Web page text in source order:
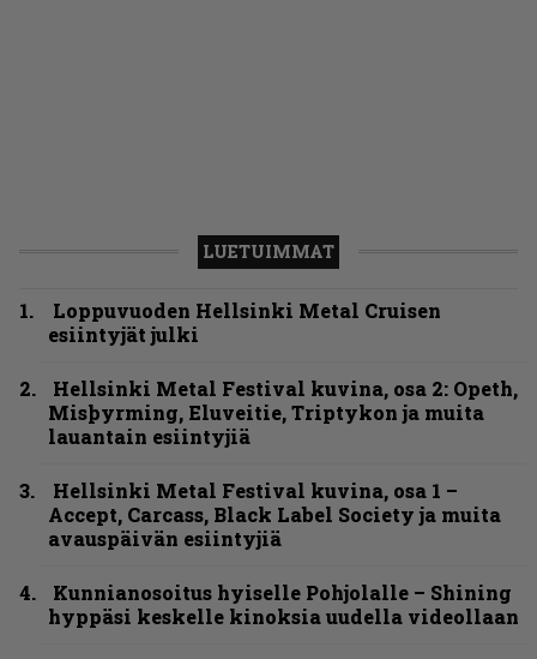
LUETUIMMAT
Loppuvuoden Hellsinki Metal Cruisen
esiintyjät julki
Hellsinki Metal Festival kuvina, osa 2: Opeth,
Misþyrming, Eluveitie, Triptykon ja muita
lauantain esiintyjiä
Hellsinki Metal Festival kuvina, osa 1 –
Accept, Carcass, Black Label Society ja muita
avauspäivän esiintyjiä
Kunnianosoitus hyiselle Pohjolalle – Shining
hyppäsi keskelle kinoksia uudella videollaan